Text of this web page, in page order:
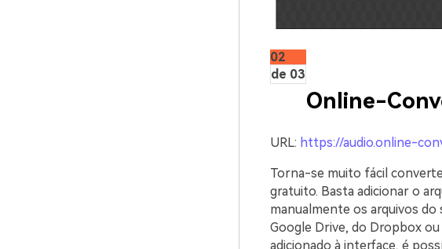
02
de 03
Online-
URL: https://audio.online-
Torna-se muito fácil
gratuito. Basta adicionar o
manualmente os arquivos
Google Drive, do Dropbox ou
adicionado à interface, é